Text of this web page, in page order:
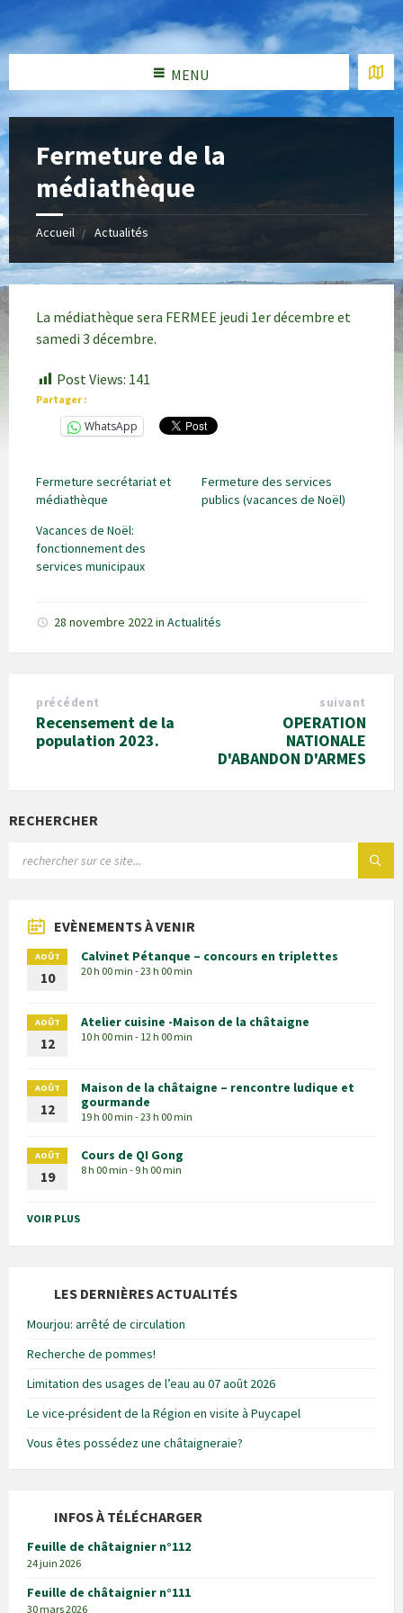
MENU
Fermeture de la
médiathèque
Accueil Actualités
La médiathèque sera FERMEE jeudi 1er décembre et
samedi 3 décembre.
Post Views: 141
Partager :
WhatsApp
Fermeture secrétariat et
médiathèque
Fermeture des services
publics (vacances de Noël)
Vacances de Noël:
fonctionnement des
services municipaux
28 novembre 2022in Actualités
précédent
Recensement de la
population 2023.
suivant
OPERATION
NATIONALE
D'ABANDON D'ARMES
RECHERCHER
EVÈNEMENTS À VENIR
AOÛT
10
Calvinet Pétanque – concours en triplettes
20 h 00 min - 23 h 00 min
AOÛT
12
Atelier cuisine -Maison de la châtaigne
10 h 00 min - 12 h 00 min
AOÛT
12
Maison de la châtaigne – rencontre ludique et
gourmande
19 h 00 min - 23 h 00 min
AOÛT
19
Cours de QI Gong
8 h 00 min - 9 h 00 min
VOIR PLUS
LES DERNIÈRES ACTUALITÉS
Mourjou: arrêté de circulation
Recherche de pommes!
Limitation des usages de l’eau au 07 août 2026
Le vice-président de la Région en visite à Puycapel
Vous êtes possédez une châtaigneraie?
INFOS À TÉLÉCHARGER
Feuille de châtaignier n°112
24 juin 2026
Feuille de châtaignier n°111
30 mars 2026